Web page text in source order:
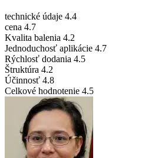
technické údaje 4.4
cena 4.7
Kvalita balenia 4.2
Jednoduchosť aplikácie 4.7
Rýchlosť dodania 4.5
Štruktúra 4.2
Účinnosť 4.8
Celkové hodnotenie 4.5